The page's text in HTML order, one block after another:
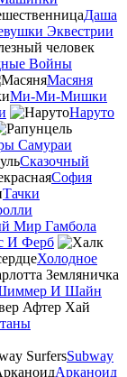
Даша
Эквестрии
Войны
Масяня
Ми-Ми-Мишки
Наруто
Самураи
Сказочный
София
Тачки
Мир Гамбола
И Ферб
Холодное
И Шайн
Subway
Арканоид